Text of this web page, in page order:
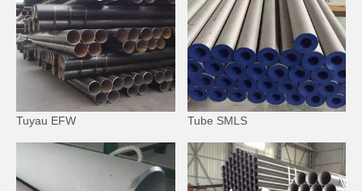
Tuyau EFW Tube SMLS